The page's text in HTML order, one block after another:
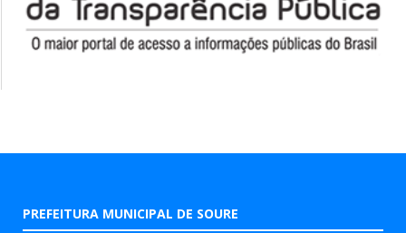
PREFEITURA MUNICIPAL DE SOURE